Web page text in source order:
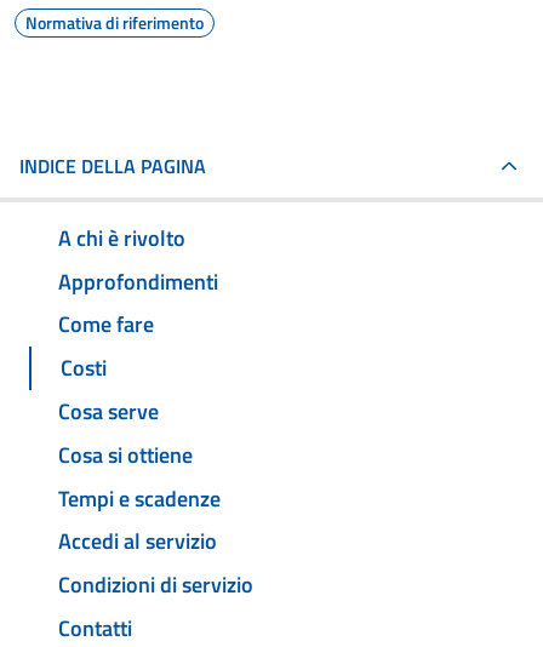
Normativa di riferimento
INDICE DELLA PAGINA
A chi è rivolto
Approfondimenti
Come fare
Costi
Cosa serve
Cosa si ottiene
Tempi e scadenze
Accedi al servizio
Condizioni di servizio
Contatti